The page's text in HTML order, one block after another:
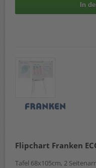
In
Flipchart Franken
Tafel 68x105cm, 2